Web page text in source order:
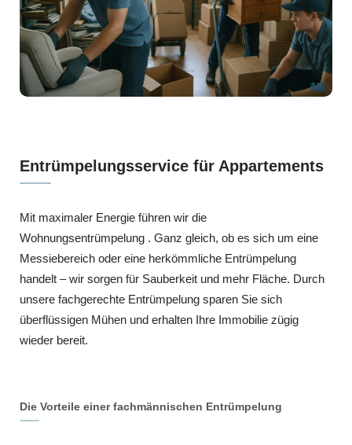
Entrümpelungsservice für Appartements
Mit maximaler Energie führen wir die
Wohnungsentrümpelung . Ganz gleich, ob es sich um eine
Messiebereich oder eine herkömmliche Entrümpelung
handelt – wir sorgen für Sauberkeit und mehr Fläche. Durch
unsere fachgerechte Entrümpelung sparen Sie sich
überflüssigen Mühen und erhalten Ihre Immobilie zügig
wieder bereit.
Die Vorteile einer fachmännischen Entrümpelung